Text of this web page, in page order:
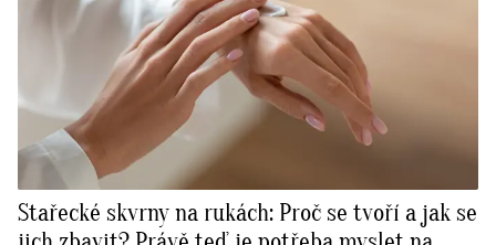
Stařecké skvrny na rukách: Proč se tvoří a jak se